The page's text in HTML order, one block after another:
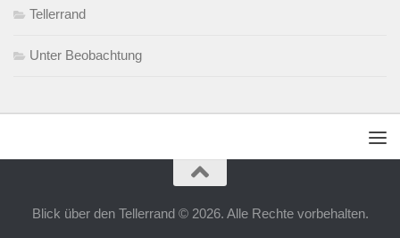
Tellerrand
Unter Beobachtung
Blick über den Tellerrand © 2026. Alle Rechte vorbehalten.